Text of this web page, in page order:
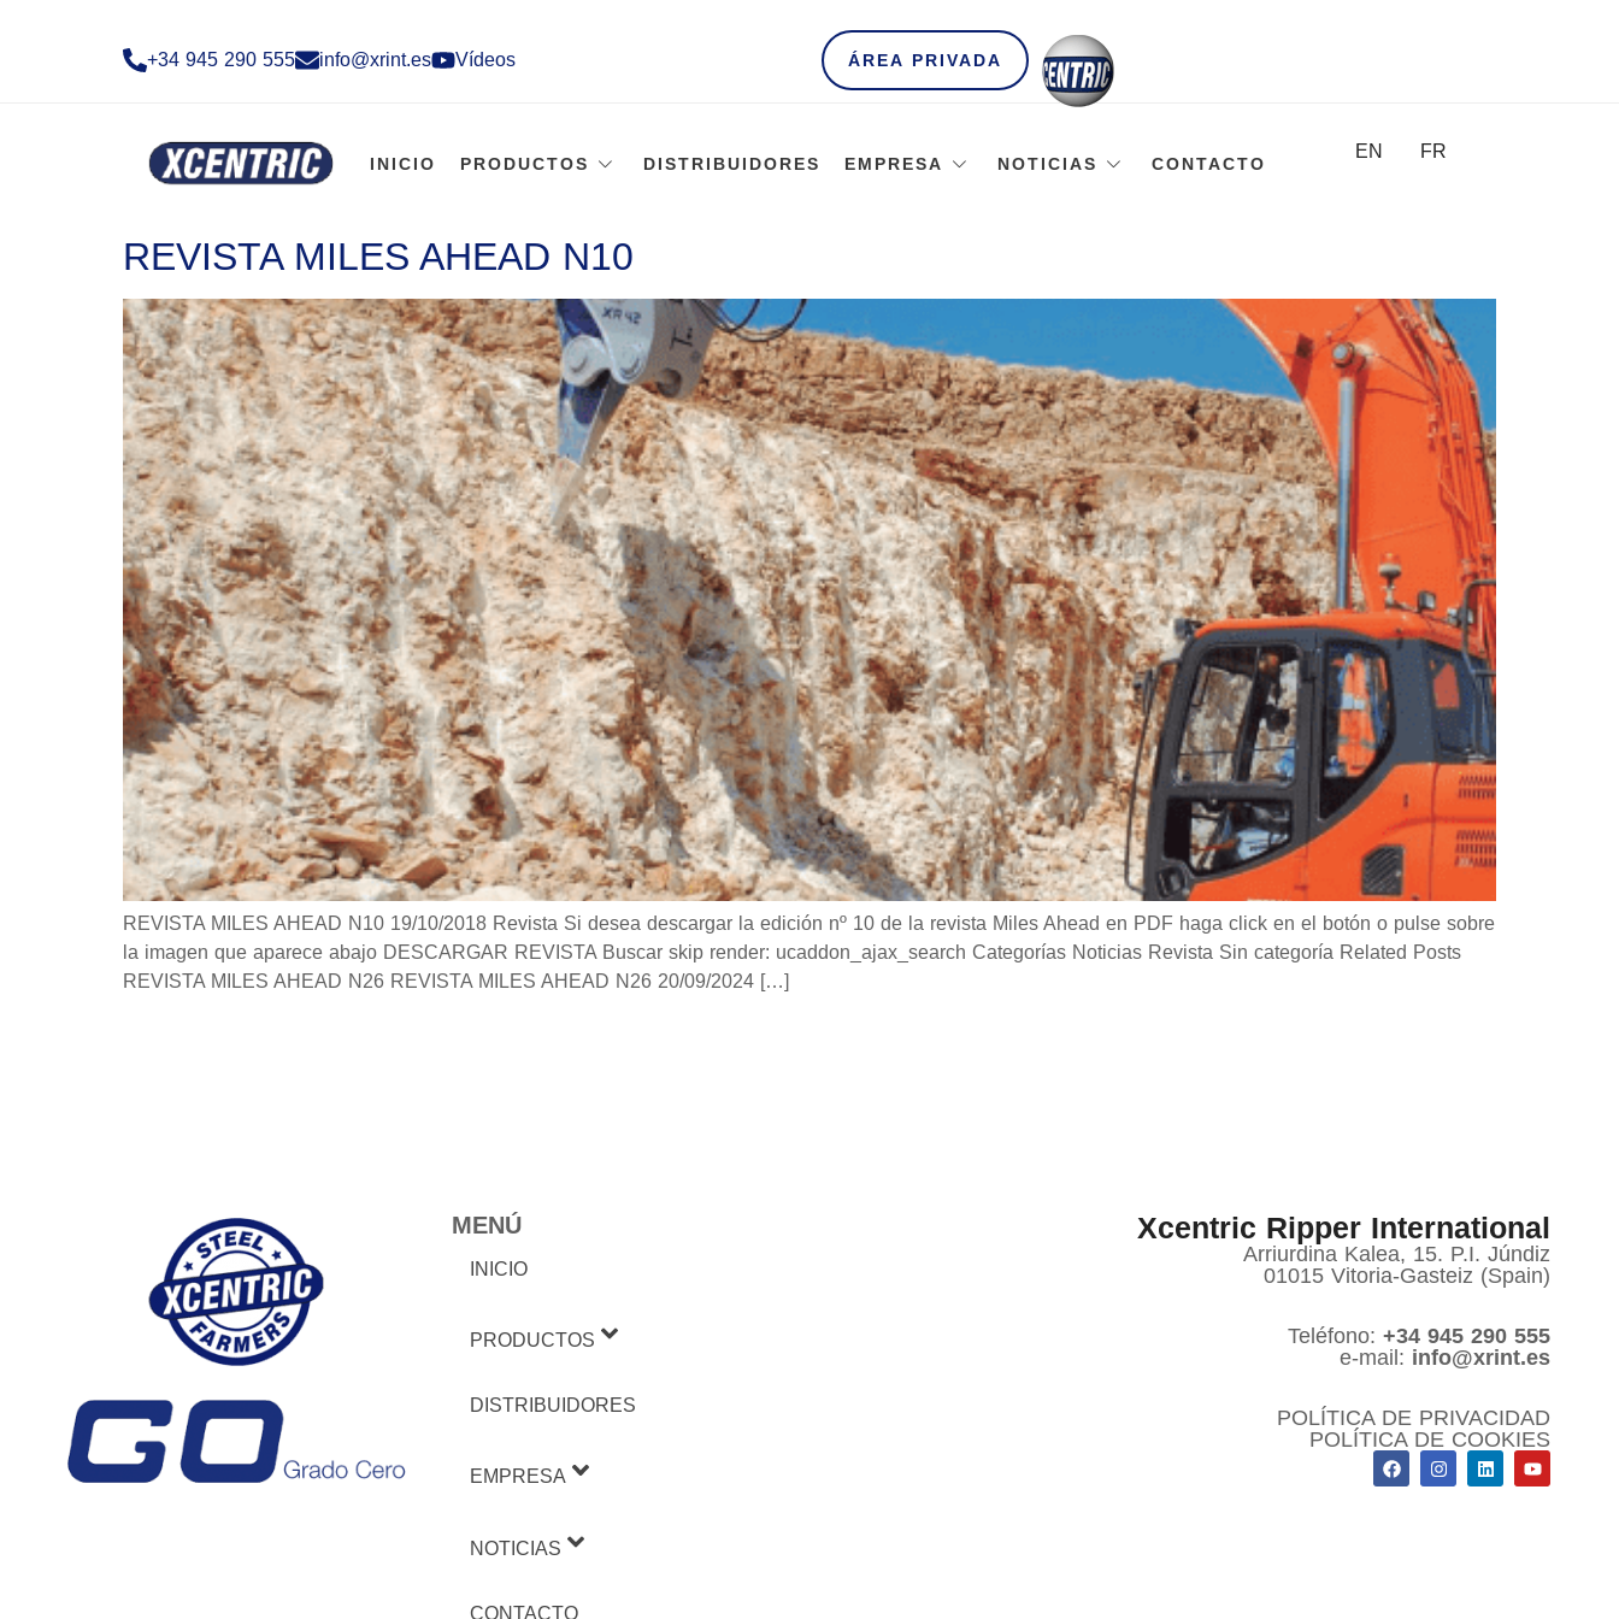
+34 945 290 555​ info@xrint.es Vídeos ÁREA PRIVADA
INICIO PRODUCTOS DISTRIBUIDORES EMPRESA NOTICIAS CONTACTO
EN FR
REVISTA MILES AHEAD N10
REVISTA MILES AHEAD N10 19/10/2018 Revista Si desea descargar la edición nº 10 de la revista Miles Ahead en PDF haga click en el botón o pulse sobre
la imagen que aparece abajo DESCARGAR REVISTA Buscar skip render: ucaddon_ajax_search Categorías Noticias Revista Sin categoría Related Posts
REVISTA MILES AHEAD N26 REVISTA MILES AHEAD N26 20/09/2024 […]
MENÚ
INICIO
PRODUCTOS
DISTRIBUIDORES
EMPRESA
NOTICIAS
CONTACTO
Xcentric Ripper International
Arriurdina Kalea, 15. P.I. Júndiz
01015 Vitoria-Gasteiz (Spain)
Teléfono: +34 945 290 555
e-mail: info@xrint.es
POLÍTICA DE PRIVACIDAD
POLÍTICA DE COOKIES